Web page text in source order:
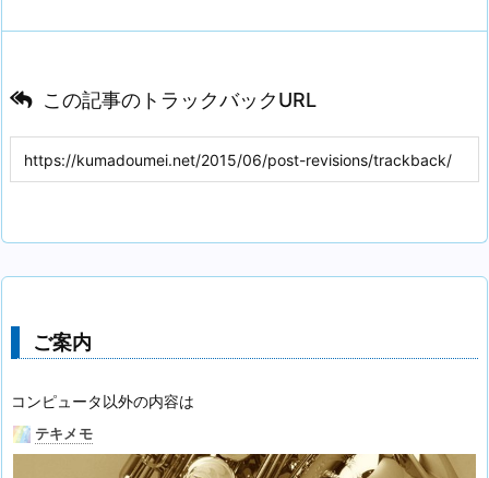
この記事のトラックバックURL
ご案内
コンピュータ以外の内容は